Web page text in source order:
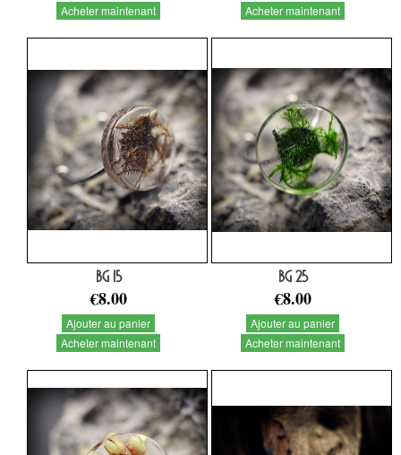
Acheter maintenant
Acheter maintenant
BG 15
€8.00
Ajouter au panier
Acheter maintenant
BG 25
€8.00
Ajouter au panier
Acheter maintenant